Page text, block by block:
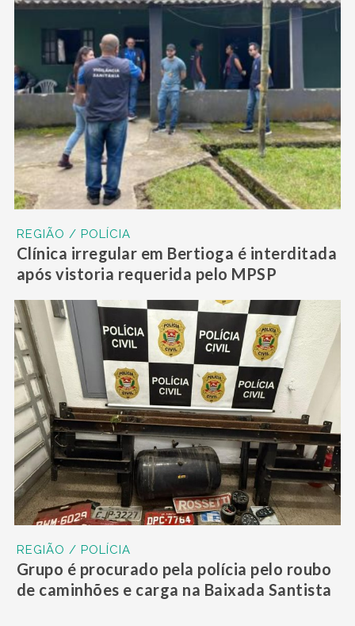
REGIÃO / POLÍCIA
Clínica irregular em Bertioga é interditada
após vistoria requerida pelo MPSP
REGIÃO / POLÍCIA
Grupo é procurado pela polícia pelo roubo
de caminhões e carga na Baixada Santista